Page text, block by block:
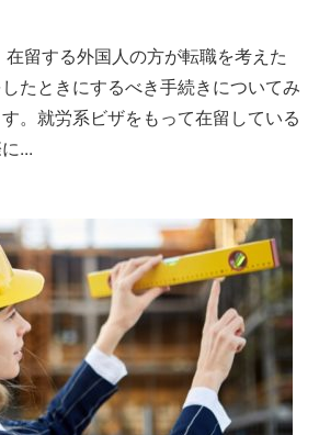
留する外国人の方が転職を考えた
たときにするべき手続きについてみ
。就労系ビザをもって在留している
...